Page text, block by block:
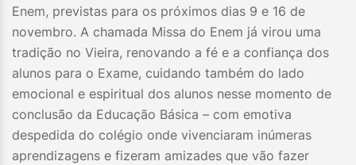
Enem, previstas para os próximos dias 9 e 16 de
novembro. A chamada Missa do Enem já virou uma
tradição no Vieira, renovando a fé e a confiança dos
alunos para o Exame, cuidando também do lado
emocional e espiritual dos alunos nesse momento de
conclusão da Educação Básica – com emotiva
despedida do colégio onde vivenciaram inúmeras
aprendizagens e fizeram amizades que vão fazer